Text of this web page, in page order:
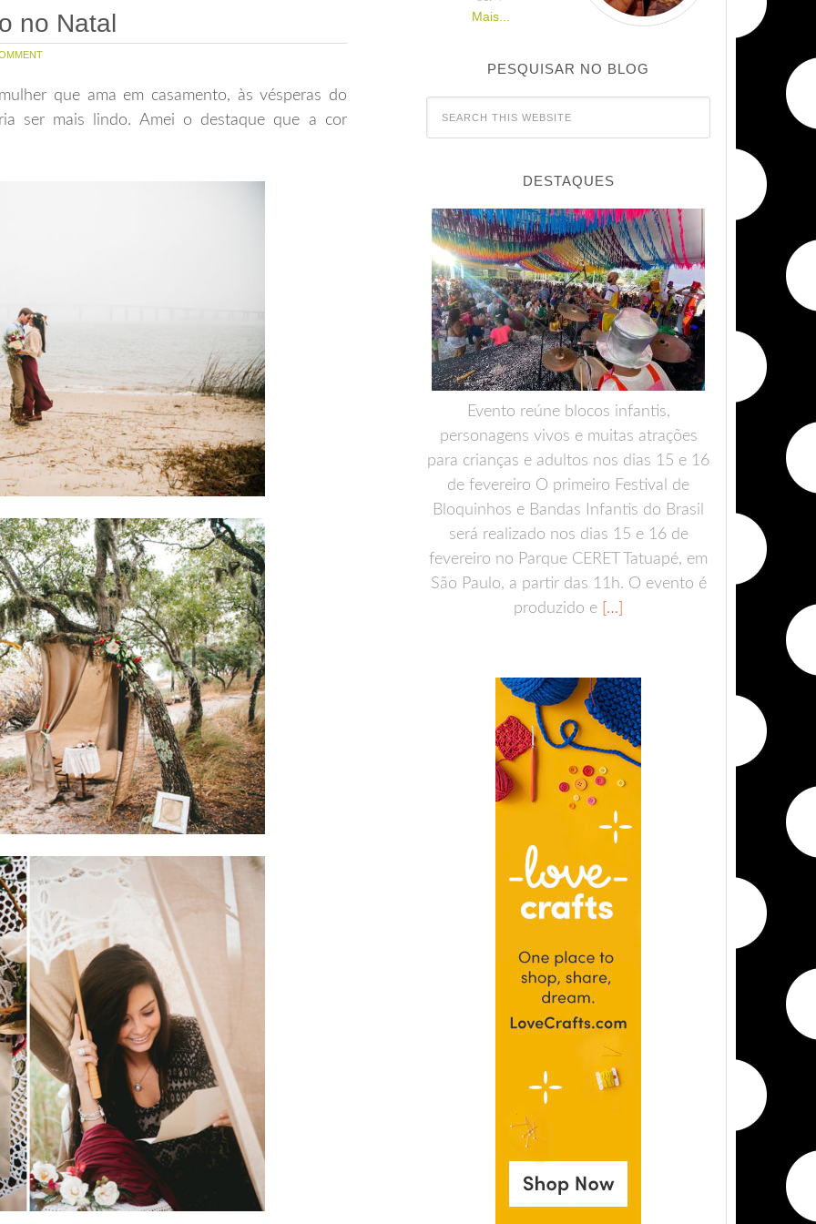
no Natal
que ama em casamento, às vésperas do
ser mais lindo. Amei o destaque que a cor
Mais...
PESQUISAR NO BLOG
DESTAQUES
Evento reúne blocos infantis,
personagens vivos e muitas atrações
para crianças e adultos nos dias 15 e 16
de fevereiro O primeiro Festival de
Bloquinhos e Bandas Infantis do Brasil
será realizado nos dias 15 e 16 de
fevereiro no Parque CERET Tatuapé, em
São Paulo, a partir das 11h. O evento é
produzido e […]